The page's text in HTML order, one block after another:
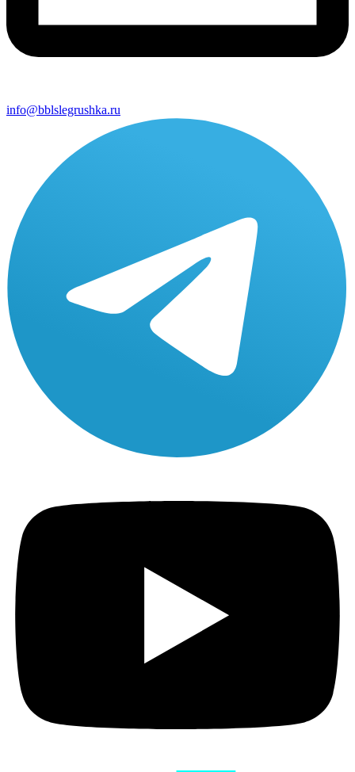
info@bblslegrushka.ru